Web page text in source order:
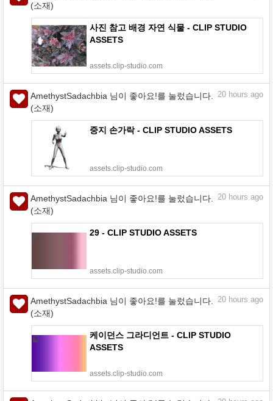
(소재)
사진 참고 배경 자연 식물 - CLIP STUDIO
ASSETS
assets.clip-studio.com
AmethystSadachbia 님이 좋아요!를 눌렀습니다.
(소재)
20 hours ago
중지 손가락 - CLIP STUDIO ASSETS
assets.clip-studio.com
AmethystSadachbia 님이 좋아요!를 눌렀습니다.
(소재)
20 hours ago
29 - CLIP STUDIO ASSETS
assets.clip-studio.com
AmethystSadachbia 님이 좋아요!를 눌렀습니다.
(소재)
20 hours ago
케이던스 그라디언트 - CLIP STUDIO
ASSETS
assets.clip-studio.com